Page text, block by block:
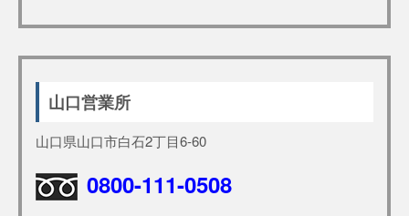
山口営業所
山口県山口市白石2丁目6-60
0800-111-0508